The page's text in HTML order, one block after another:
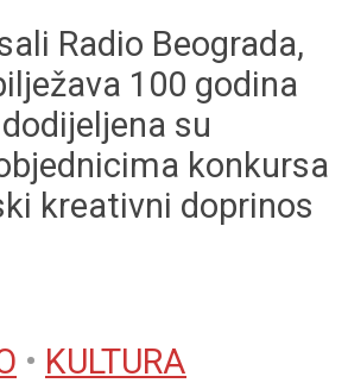
Radio Beograda,
100 godina
su
konkursa
kreativni doprinos
• KULTURA